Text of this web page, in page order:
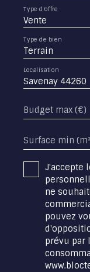
Vente
Type d'offre
Terrain
Type de bien
Savenay 44260
Localisation
Budget max (€)
Surface min
J'accepte
ne
pouvez
prévu par